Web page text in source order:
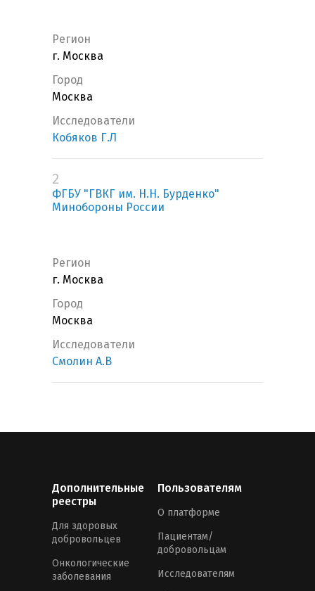
Регион
г. Москва
Город
Москва
Исследователи
Кобяков Г.Л
2
ФГБУ "ГВКГ им. Н.Н. Бурденко"
Минобороны России
Регион
г. Москва
Город
Москва
Исследователи
Смолин А.В
Дополнительные
реестры
Для здоровых
добровольцев
Онкологические
заболевания
Пользователям
О платформе
Пациентам/
добровольцам
Исследователям